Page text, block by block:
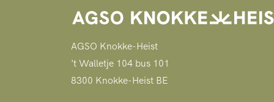
AGSO Knokke-Heist
’t Walletje 104 bus 101
8300 Knokke-Heist BE